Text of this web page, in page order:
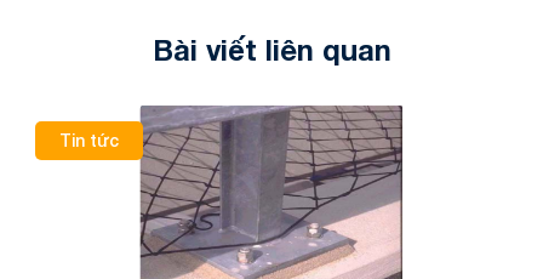
Bài viết liên quan
Tin tức